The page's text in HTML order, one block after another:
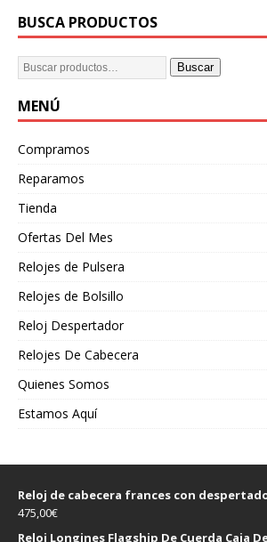
BUSCA PRODUCTOS
Buscar
MENÚ
Compramos
Reparamos
Tienda
Ofertas Del Mes
Relojes de Pulsera
Relojes de Bolsillo
Reloj Despertador
Relojes De Cabecera
Quienes Somos
Estamos Aquí
Reloj de cabecera frances con
475,00€
Reloj Longines Flagship De Cuerda Caja